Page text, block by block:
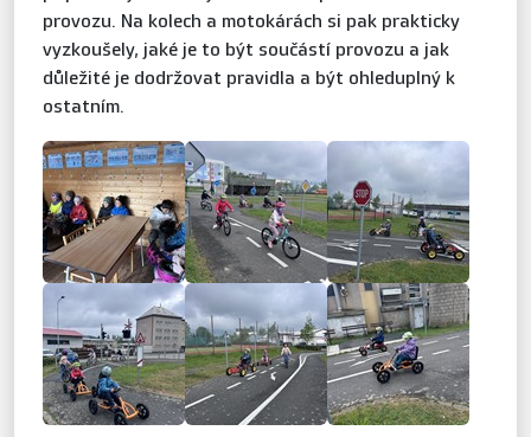
provozu. Na kolech a motokárách si pak prakticky
vyzkoušely, jaké je to být součástí provozu a jak
důležité je dodržovat pravidla a být ohleduplný k
ostatním.